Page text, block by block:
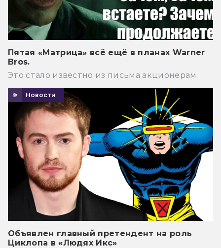
Пятая «Матрица» всё ещё в планах Warner
Bros.
Это стало известно из письма акционерам.
Новости
Объявлен главный претендент на роль
Циклопа в «Людях Икс»